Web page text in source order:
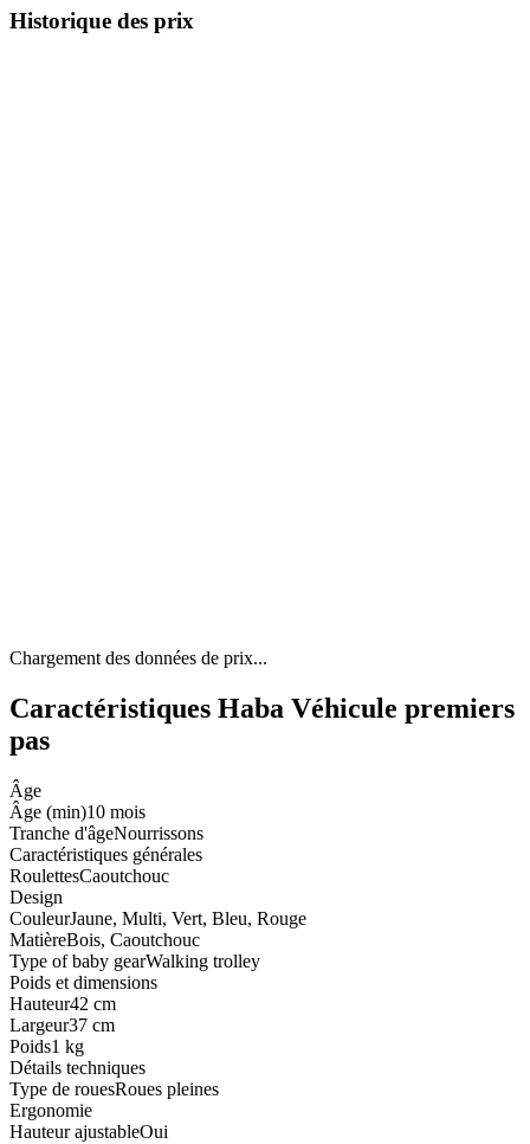
Historique des prix
Chargement des données de prix...
Caractéristiques Haba Véhicule premiers
pas
Âge
Âge (min)10 mois
Tranche d'âgeNourrissons
Caractéristiques générales
RoulettesCaoutchouc
Design
CouleurJaune, Multi, Vert, Bleu, Rouge
MatièreBois, Caoutchouc
Type of baby gearWalking trolley
Poids et dimensions
Hauteur42 cm
Largeur37 cm
Poids1 kg
Détails techniques
Type de rouesRoues pleines
Ergonomie
Hauteur ajustableOui